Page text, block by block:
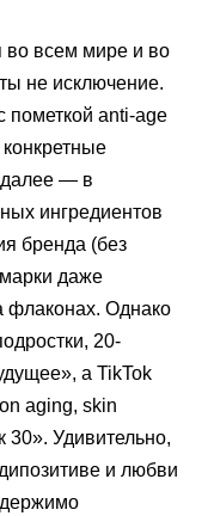
во всем мире и во
не исключение.
пометкой anti-age
далее — в
ингредиентов
бренда (без
даже
флаконах. Однако
20-
а TikTok
aging, skin
30». Удивительно,
и любви